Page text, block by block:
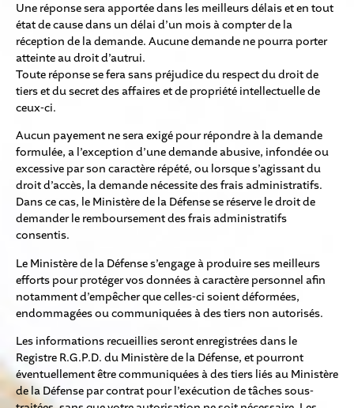
Une réponse sera apportée dans les meilleurs délais et en tout
état de cause dans un délai d’un mois à compter de la
réception de la demande. Aucune demande ne pourra porter
atteinte au droit d’autrui.
Toute réponse se fera sans préjudice du respect du droit de
tiers et du secret des affaires et de propriété intellectuelle de
ceux-ci.
Aucun payement ne sera exigé pour répondre à la demande
formulée, a l’exception d’une demande abusive, infondée ou
excessive par son caractère répété, ou lorsque s’agissant du
droit d’accès, la demande nécessite des frais administratifs.
Dans ce cas, le Ministère de la Défense se réserve le droit de
demander le remboursement des frais administratifs
consentis.
Le Ministère de la Défense s’engage à produire ses meilleurs
efforts pour protéger vos données à caractère personnel afin
notamment d’empêcher que celles-ci soient déformées,
endommagées ou communiquées à des tiers non autorisés.
Les informations recueillies seront enregistrées dans le
Registre R.G.P.D. du Ministère de la Défense, et pourront
éventuellement être communiquées à des tiers liés au Ministère
de la Défense par contrat pour l’exécution de tâches sous-